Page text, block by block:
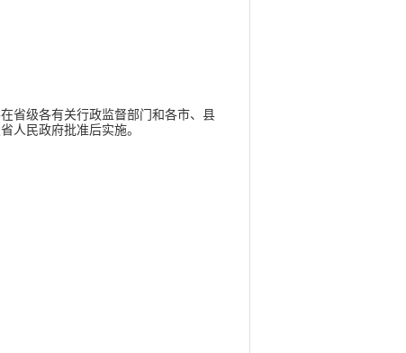
级各有关行政监督部门和各市、县
人民政府批准后实施。